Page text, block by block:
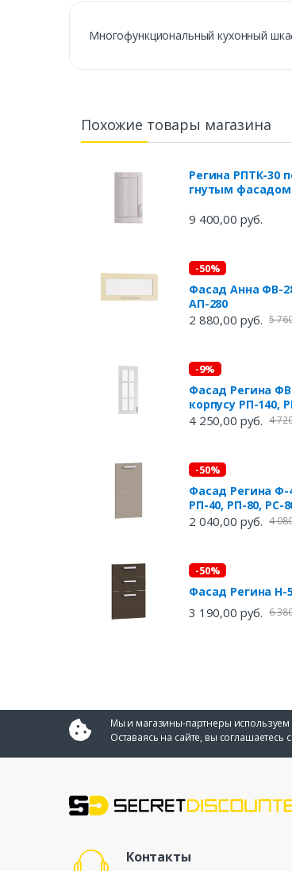
Многофункциональный кухонный
Похожие товары магазина
Регина РПТК-30
гнутым фасадом
9 400,00 руб.
-50%
Фасад Анна ФВ-
АП-280
2 880,00 руб. 5
-9%
Фасад Регина
корпусу РП-140,
4 250,00 руб. 4
-50%
Фасад Регина Ф-
PП-40, РП-80, РС-
2 040,00 руб. 4
-50%
Фасад Регина Н-
3 190,00 руб. 6
Мы и магазины-партнеры
Оставаясь на сайте, вы соглашаетесь
Контакты